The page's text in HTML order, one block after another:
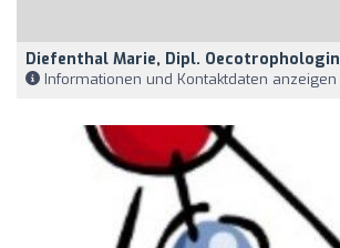
Diefenthal Marie, Dipl. Oecotrophologin
Informationen und Kontaktdaten anzeigen